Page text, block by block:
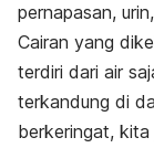
pernapasan,
Cairan yang
terdiri dari air
terkandung di
berkeringat, kita